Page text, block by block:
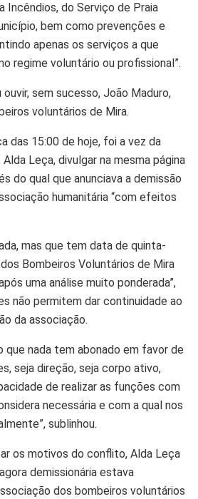
Incêndios, do Serviço de Praia
bem como prevenções e
apenas os serviços a que
regime voluntário ou profissional”.
sem sucesso, João Maduro,
voluntários de Mira.
das 15:00 de hoje, foi a vez da
Leça, divulgar na mesma página
do qual que anunciava a demissão
humanitária “com efeitos
mas que tem data de quinta-
Bombeiros Voluntários de Mira
uma análise muito ponderada”,
não permitem dar continuidade ao
da associação.
que nada tem abonado em favor de
seja direção, seja corpo ativo,
de realizar as funções com
necessária e com a qual nos
sublinhou.
os motivos do conflito, Alda Leça
demissionária estava
dos bombeiros voluntários